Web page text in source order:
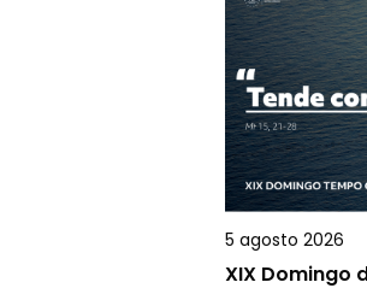
5 agosto 2026
XIX Domingo